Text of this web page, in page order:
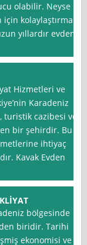
olabilir. Neyse
kolaylaştırmak
yıllardır evden
Hizmetleri ve
Karadeniz
cazibesi ve
bir şehirdir. Bu
ihtiyaç
Kavak Evden
bölgesinde
biridir. Tarihi
ekonomisi ve